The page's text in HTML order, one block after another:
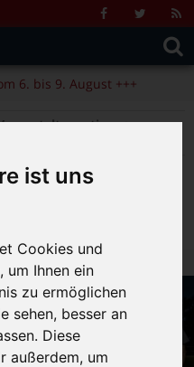
ist uns
Cookies und
um Ihnen ein
zu ermöglichen
sehen, besser an
Diese
außerdem, um
FacebookTwitter
Suche
nach:
6. bis 9. August +++
31.7. bis 9.8. +++
6. bis 9. August +++
31.7. bis 9.8. +++
>
Musik:
vom 17. bis 20.
|